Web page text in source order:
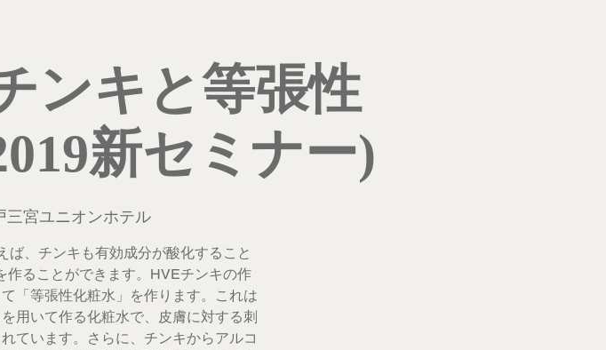
ンキと等張性
新セミナー)
三宮ユニオンホテル
、チンキも有効成分が酸化すること
作ることができます。HVEチンキの作
「等張性化粧水」を作ります。これは
用いて作る化粧水で、皮膚に対する刺
ています。さらに、チンキからアルコ